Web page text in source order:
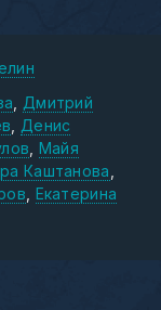
Дмитрий
Денис
Майя
Каштанова
Екатерина